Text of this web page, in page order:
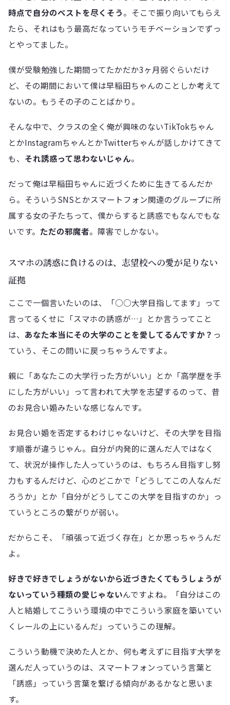
時点で自分のベストを尽くそう。そこで振り向いてもらえ
たら、それはもう最高だなっていうモチベーションでずっ
とやってました。
僕が受験勉強した期間ってたかだか3ヶ月弱ぐらいだけ
ど、その期間において僕は早稲田ちゃんのことしか考えて
ないの。もうその子のことばかり。
そんな中で、クラスの全く俺が興味のないTikTokちゃん
とかInstagramちゃんとかTwitterちゃんが話しかけてきて
も、 それ誘惑って思わないじゃん。
だって俺は早稲田ちゃんに近づくために生きてるんだか
ら。そういうSNSとかスマートフォン関連のグループに所
属する女の子たちって、僕からすると誘惑でもなんでもな
いです。 ただの邪魔者。障害でしかない。
スマホの誘惑に負けるのは、志望校への愛が足りない
証拠
ここで一個言いたいのは、「○○大学目指してます」って
言ってるくせに「スマホの誘惑が…」とか言うってこと
は、 あなた本当にその大学のことを愛してるんですか？ っ
ていう、そこの問いに戻っちゃうんですよ。
親に「あなたこの大学行った方がいい」とか「高学歴を手
にした方がいい」って言われて大学を志望するのって、昔
のお見合い婚みたいな感じなんです。
お見合い婚を否定するわけじゃないけど、その大学を目指
す順番が違うじゃん。自分が内発的に選んだ人ではなく
て、状況が操作した人っていうのは、もちろん目指すし努
力もするんだけど、心のどこかで「どうしてこの人なんだ
ろうか」とか「自分がどうしてこの大学を目指すのか」っ
ていうところの繋がりが弱い。
だからこそ、「頑張って近づく存在」とか思っちゃうんだ
よ。
好きで好きでしょうがないから近づきたくてもうしょうが
ないっていう種類の愛じゃないんですよね。「自分はこの
人と結婚してこういう環境の中でこういう家庭を築いてい
くレールの上にいるんだ」っていうこの理解。
こういう動機で決めた人とか、何も考えずに目指す大学を
選んだ人っていうのは、スマートフォンっていう言葉と
「誘惑」っていう言葉を繋げる傾向があるかなと思いま
す。